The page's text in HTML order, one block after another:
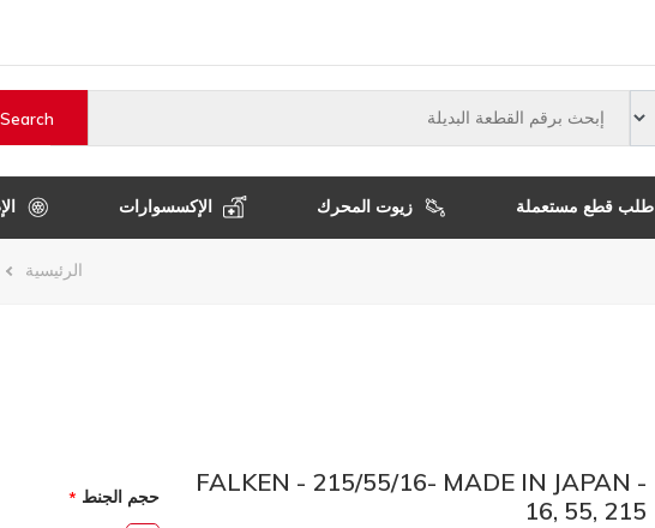
طلب قطع مستعملة زيوت المحرك الإكسسوارات
مسار
الرئيسية
FALKEN - 215/55/16- MADE IN JAPAN -
16, 55, 215
حجم الجنط